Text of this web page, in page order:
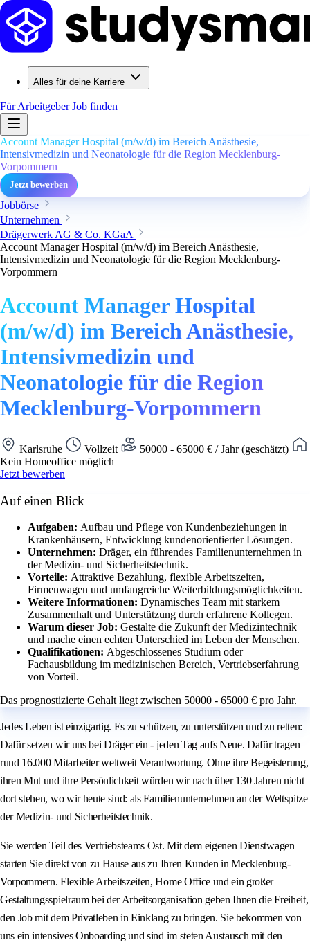
Alles für deine Karriere
Für ArbeitgeberJob finden
Account Manager Hospital (m/w/d) im Bereich Anästhesie,
Intensivmedizin und Neonatologie für die Region Mecklenburg-
Vorpommern
Jetzt bewerben
Jobbörse
Unternehmen
Drägerwerk AG & Co. KGaA
Account Manager Hospital (m/w/d) im Bereich Anästhesie,
Intensivmedizin und Neonatologie für die Region Mecklenburg-
Vorpommern
Account Manager Hospital
(m/w/d) im Bereich Anästhesie,
Intensivmedizin und
Neonatologie für die Region
Mecklenburg-Vorpommern
Karlsruhe Vollzeit
50000 - 65000 € / Jahr (geschätzt)
Kein Homeoffice möglich
Jetzt bewerben
Auf einen Blick
Aufgaben: Aufbau und Pflege von Kundenbeziehungen in
Krankenhäusern, Entwicklung kundenorientierter Lösungen.
Unternehmen: Dräger, ein führendes Familienunternehmen in
der Medizin- und Sicherheitstechnik.
Vorteile: Attraktive Bezahlung, flexible Arbeitszeiten,
Firmenwagen und umfangreiche Weiterbildungsmöglichkeiten.
Weitere Informationen: Dynamisches Team mit starkem
Zusammenhalt und Unterstützung durch erfahrene Kollegen.
Warum dieser Job: Gestalte die Zukunft der Medizintechnik
und mache einen echten Unterschied im Leben der Menschen.
Qualifikationen: Abgeschlossenes Studium oder
Fachausbildung im medizinischen Bereich, Vertriebserfahrung
von Vorteil.
Das prognostizierte Gehalt liegt zwischen 50000 - 65000 € pro Jahr.
Jedes Leben ist einzigartig. Es zu schützen, zu unterstützen und zu retten:
Dafür setzen wir uns bei Dräger ein - jeden Tag aufs Neue. Dafür tragen
rund 16.000 Mitarbeiter weltweit Verantwortung. Ohne ihre Begeisterung,
ihren Mut und ihre Persönlichkeit würden wir nach über 130 Jahren nicht
dort stehen, wo wir heute sind: als Familienunternehmen an der Weltspitze
der Medizin- und Sicherheitstechnik.
Sie werden Teil des Vertriebsteams Ost. Mit dem eigenen Dienstwagen
starten Sie direkt von zu Hause aus zu Ihren Kunden in Mecklenburg-
Vorpommern. Flexible Arbeitszeiten, Home Office und ein großer
Gestaltungsspielraum bei der Arbeitsorganisation geben Ihnen die Freiheit,
den Job mit dem Privatleben in Einklang zu bringen. Sie bekommen von
uns ein intensives Onboarding und sind im steten Austausch mit den